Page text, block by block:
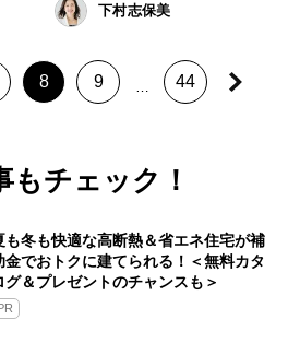
下村志保美
8 9 … 44
もチェック！
も冬も快適な高断熱＆省エネ住宅が補
金でおトクに建てられる！＜無料カタ
グ＆プレゼントのチャンスも＞